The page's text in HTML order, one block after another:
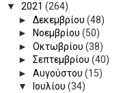
▼ 2021 (264)
► Δεκεμβρίου (48)
►
Νοεμβρίου (50)
► Οκτωβρίου (38)
► Σεπτεμβρίου (40)
► Αυγούστου (15)
▼
Ιουλίου (34)